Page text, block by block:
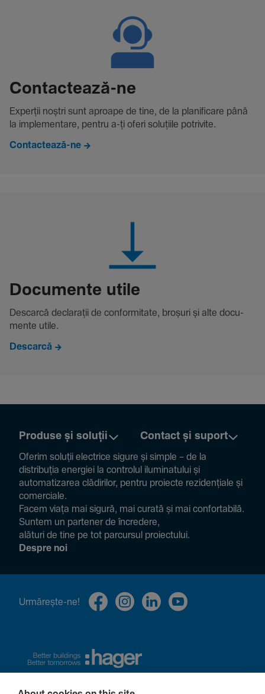
Contac­tează-ne
Experții noștri sunt aproape de tine, de la plani­fi­care până
la imple­men­tare, pentru a-ți oferi solu­țiile potri­vite.
Contactează-ne
Docu­mente utile
Descarcă decla­rații de conformitate, broșuri și alte docu­
mente utile.
Descarcă
Produse și soluții Contact și suport
Oferim soluții electrice sigure și simple – de la
distribuția energiei la controlul ilumi­na­tului și
auto­ma­ti­zarea clădi­rilor, pentru proiecte rezi­den­țiale și
comer­ciale.
Facem viața mai sigură, mai curată și mai confor­ta­bilă.
Suntem un partener de încre­dere,
alături de tine pe tot parcursul proiec­tului.
Despre noi
Urmă­rește-ne!